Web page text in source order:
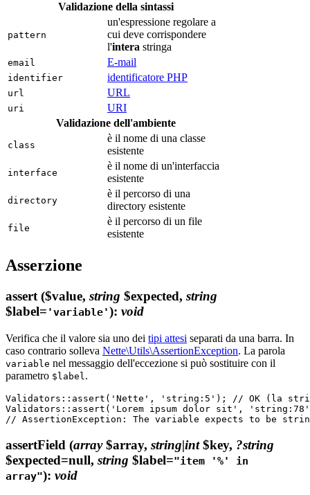
Validazione della sintassi
pattern
un'espressione regolare a
cui deve corrispondere
l'intera stringa
email E-mail
identifier identificatore PHP
url URL
uri
URI
Validazione dell'ambiente
class
è il nome di una classe
esistente
interface
è il nome di un'interfaccia
esistente
directory
è il percorso di una
directory esistente
file
è il percorso di un file
esistente
Asserzione
assert($value, string $expected, string
$label= 'variable'): void
Verifica che il valore sia uno dei tipi attesi separati da una barra. In
caso contrario solleva Nette\Utils\AssertionException. La parola
variable nel messaggio dell'eccezione si può sostituire con il
parametro $label .
Validators::assert('Nette', 'string:5'); // OK (la
Validators::assert('Lorem ipsum dolor sit',
assertField (array$array, string|int$key, ?string
$expected=null, string $label="item '%' in
array"): void